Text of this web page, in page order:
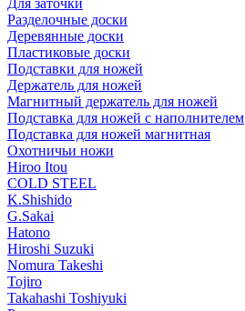
Для заточки
Разделочные доски
Деревянные доски
Пластиковые доски
Подставки для ножей
Держатель для ножей
Магнитный держатель для ножей
Подставка для ножей с наполнителем
Подставка для ножей магнитная
Охотничьи ножи
Hiroo Itou
COLD STEEL
K.Shishido
G.Sakai
Hatono
Hiroshi Suzuki
Nomura Takeshi
Tojiro
Takahashi Toshiyuki